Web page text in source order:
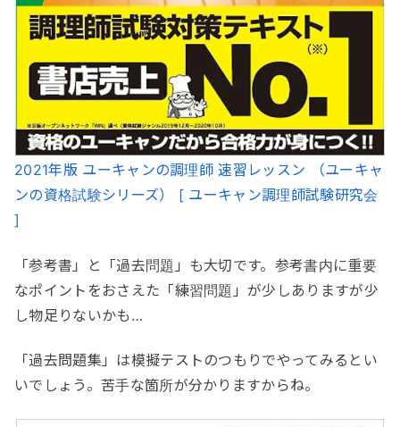
2021年版 ユーキャンの調理師 速習レッスン （ユーキャ
ンの資格試験シリーズ） [ ユーキャン調理師試験研究会
]
「参考書」と「過去問題」も大切です。参考書内に重要
なポイントをおさえた「練習問題」が少しありますが少
し物足りないかも…
「過去問題集」は模擬テストのつもりでやってみるとい
いでしょう。苦手な箇所が分かりますからね。